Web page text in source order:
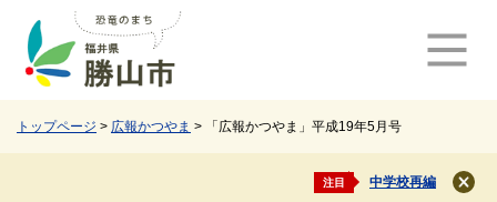
トップページ > 広報かつやま > 「広報かつやま」平成19年5月号
注目 中学校再編
閉